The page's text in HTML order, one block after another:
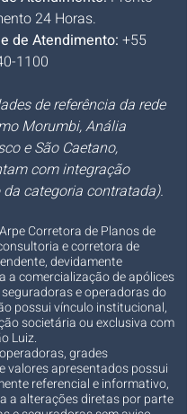
24 Horas.
de Atendimento: +55
1100
de referência da rede
Morumbi, Anália
e São Caetano,
com integração
categoria contratada).
Corretora de Planos de
e corretora de
devidamente
a comercialização de apólices
e operadoras do
possui vínculo institucional,
societária ou exclusiva com
Luiz.
grades
valores apresentados possui
referencial e informativo,
a alterações diretas por parte